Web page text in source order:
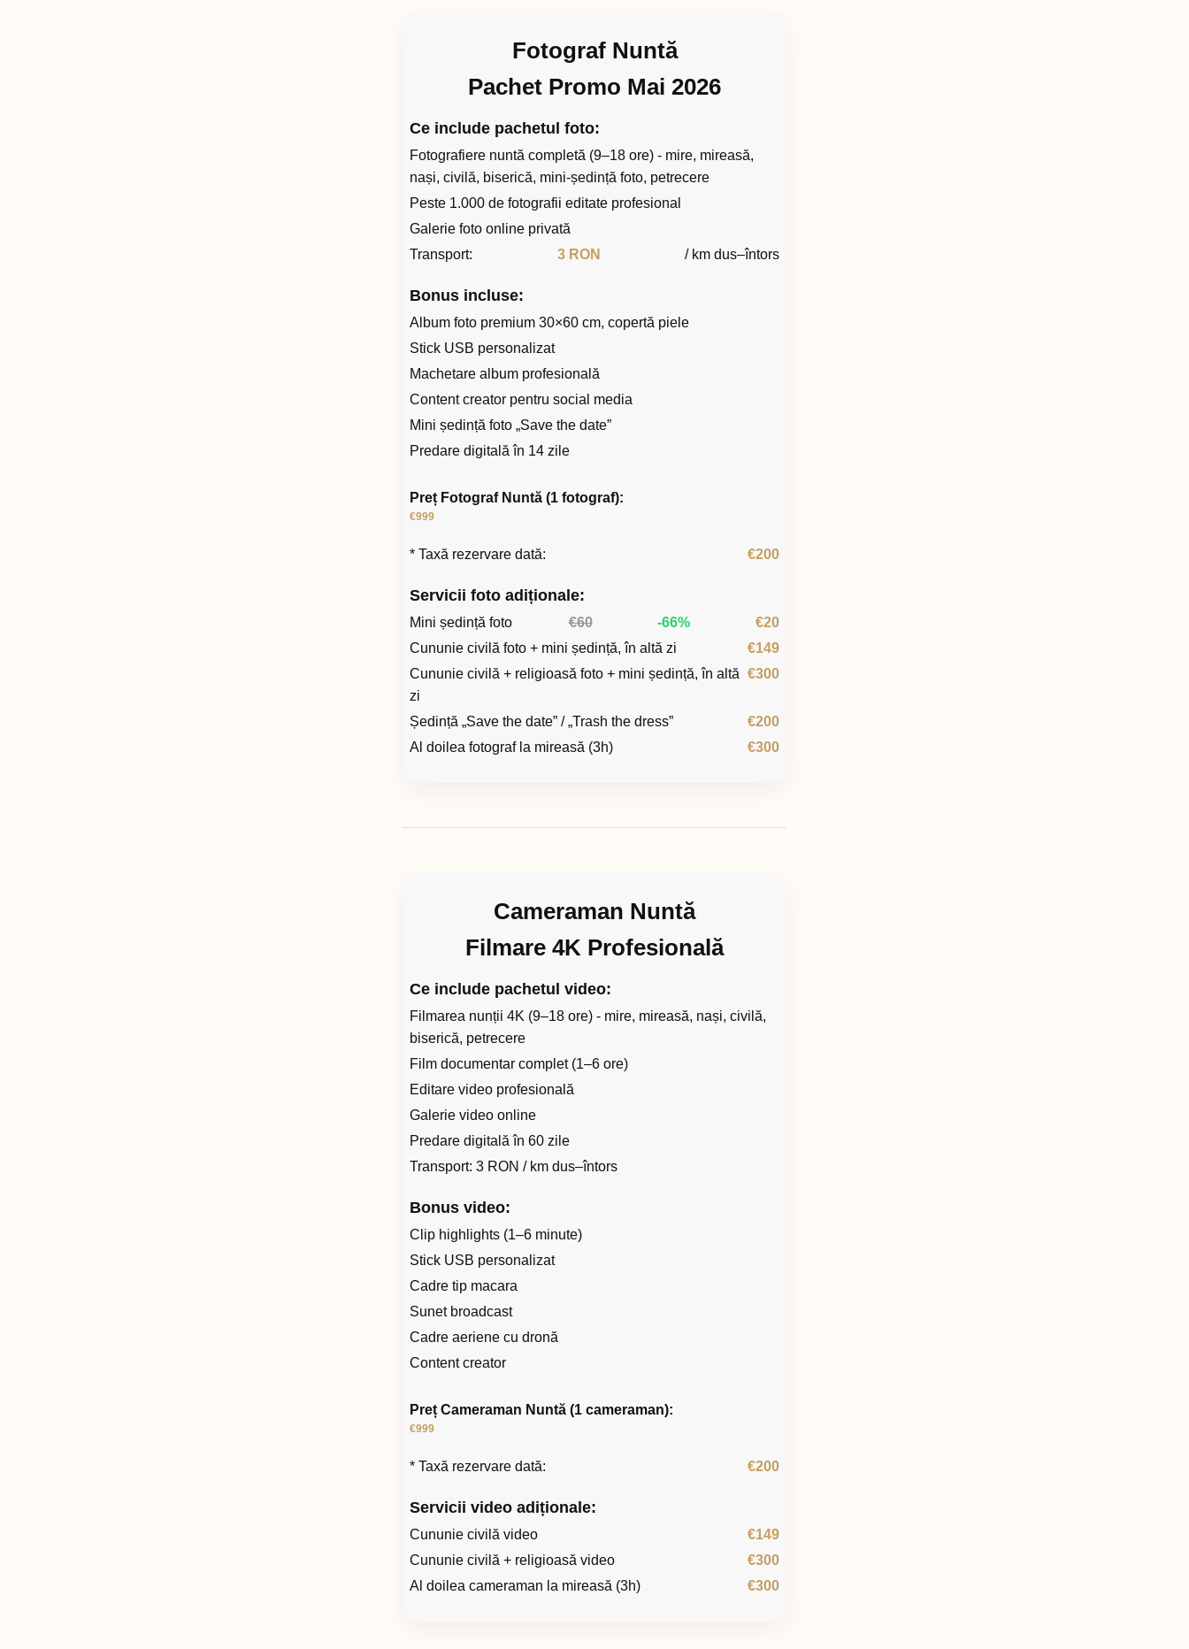
Fotograf Nuntă
Pachet Promo Mai 2026
Ce include pachetul foto:
Fotografiere nuntă completă (9–18 ore) - mire, mireasă,
nași, civilă, biserică, mini-ședință foto, petrecere
Peste 1.000 de fotografii editate profesional
Galerie foto online privată
Transport:
3 RON / km dus–întors
Bonus incluse:
Album foto premium 30×60 cm, copertă piele
Stick USB personalizat
Machetare album profesională
Content creator pentru social media
Mini ședință foto „Save the date”
Predare digitală în 14 zile
Preț Fotograf Nuntă (1 fotograf):
€999
* Taxă rezervare dată: €200
Servicii foto adiționale:
Mini ședință foto €60 -66%
€20
Cununie civilă foto + mini ședință, în altă zi
€149
Cununie civilă + religioasă foto + mini ședință, în altă
zi
€300
Ședință „Save the date” / „Trash the dress”
€200
Al doilea fotograf la mireasă (3h)
€300
Cameraman Nuntă
Filmare 4K Profesională
Ce include pachetul video:
Filmarea nunții 4K (9–18 ore) - mire, mireasă, nași, civilă,
biserică, petrecere
Film documentar complet (1–6 ore)
Editare video profesională
Galerie video online
Predare digitală în 60 zile
Transport: 3 RON / km dus–întors
Bonus video:
Clip highlights (1–6 minute)
Stick USB personalizat
Cadre tip macara
Sunet broadcast
Cadre aeriene cu dronă
Content creator
Preț Cameraman Nuntă (1 cameraman):
€999
* Taxă rezervare dată: €200
Servicii video adiționale:
Cununie civilă video
€149
Cununie civilă + religioasă video
€300
Al doilea cameraman la mireasă (3h)
€300